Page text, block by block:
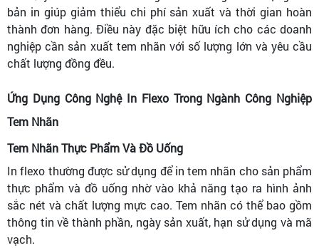
bản in giúp giảm thiểu chi phí sản xuất và thời gian hoàn
thành đơn hàng. Điều này đặc biệt hữu ích cho các doanh
nghiệp cần sản xuất tem nhãn với số lượng lớn và yêu cầu
chất lượng đồng đều.
Ứng Dụng Công Nghệ In Flexo Trong Ngành Công Nghiệp
Tem Nhãn
Tem Nhãn Thực Phẩm Và Đồ Uống
In flexo thường được sử dụng để in tem nhãn cho sản phẩm
thực phẩm và đồ uống nhờ vào khả năng tạo ra hình ảnh
sắc nét và chất lượng mực cao. Tem nhãn có thể bao gồm
thông tin về thành phần, ngày sản xuất, hạn sử dụng và mã
vạch.